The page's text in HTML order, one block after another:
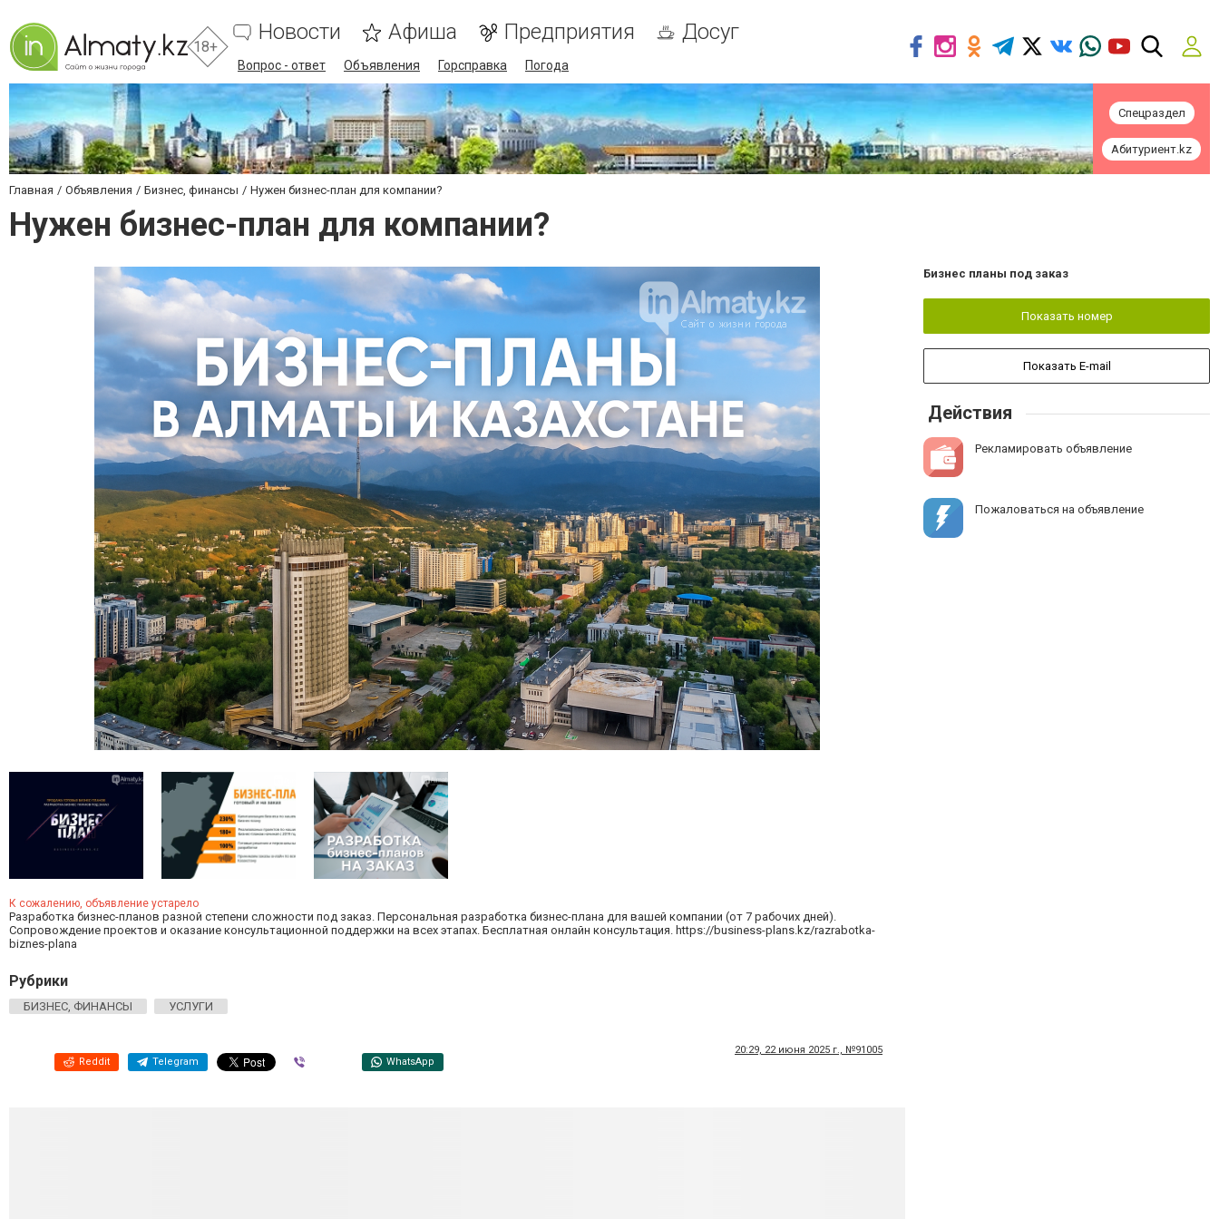
18+
Новости Афиша Предприятия Досуг
Вопрос - ответ Объявления Горсправка Погода
Спецраздел
Абитуриент.kz
Главная Объявления Бизнес, финансы Нужен бизнес-план для компании?
Нужен бизнес-план для компании?
К сожалению, объявление устарело
Разработка бизнес-планов разной степени сложности под заказ. Персональная разработка бизнес-плана для вашей компании (от 7 рабочих дней).
Сопровождение проектов и оказание консультационной поддержки на всех этапах. Бесплатная онлайн консультация. https://business-plans.kz/razrabotka-
biznes-plana
Рубрики
БИЗНЕС, ФИНАНСЫ УСЛУГИ
Reddit Telegram WhatsApp
20:29, 22 июня 2025 г., №91005
Бизнес планы под заказ
Показать номер
Показать E-mail
Действия
Рекламировать объявление
Пожаловаться на объявление